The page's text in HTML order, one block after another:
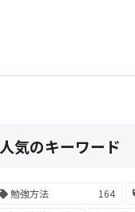
人気のキーワード
勉強方法 164